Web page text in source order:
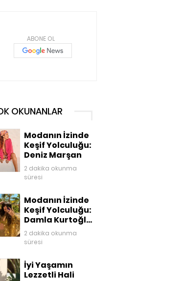
ABONE OL
OKUNANLAR
Modanın İzinde
Keşif Yolculuğu:
Deniz Marşan
2 dakika okunma
süresi
Modanın İzinde
Keşif Yolculuğu:
Damla Kurtoğlu
Akgönenç
2 dakika okunma
süresi
İyi Yaşamın
Lezzetli Hali